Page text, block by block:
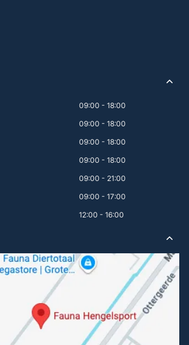
09:00 - 18:00
09:00 - 18:00
09:00 - 18:00
09:00 - 18:00
09:00 - 21:00
09:00 - 17:00
12:00 - 16:00